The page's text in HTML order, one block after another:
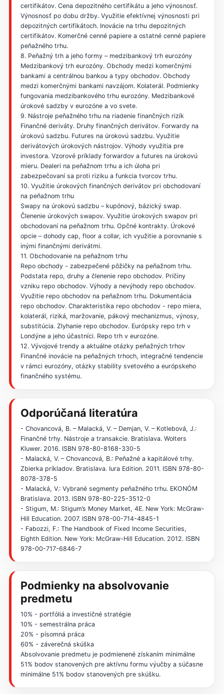
certifikátov. Cena depozitného certifikátu a jeho výnosnosť.
Výnosnosť po dobu držby. Využitie efektívnej výnosnosti pri
depozitných certifikátoch. Inovácie na trhu depozitných
certifikátov. Komerčné cenné papiere a ostatné cenné papiere
peňažného trhu.
8. Peňažný trh a jeho formy – medzibankový trh eurozóny
Medzibankový trh eurozóny. Obchody medzi komerčnými
bankami a centrálnou bankou a typy obchodov. Obchody
medzi komerčnými bankami navzájom. Kolaterál. Podmienky
fungovania medzibankového trhu eurozóny. Medzibankové
úrokové sadzby v eurozóne a vo svete.
9. Nástroje peňažného trhu na riadenie finančných rizík
Finančné deriváty. Druhy finančných derivátov. Forwardy na
úrokovú sadzbu. Futures na úrokovú sadzbu. Využitie
derivátových úrokových nástrojov. Výhody využitia pre
investora. Vzorové príklady forwardov a futures na úrokovú
mieru. Dealeri na peňažnom trhu a ich úloha pri
zabezpečovaní sa proti riziku a funkcia tvorcov trhu.
10. Využitie úrokových finančných derivátov pri obchodovaní
na peňažnom trhu
Swapy na úrokovú sadzbu – kupónový, bázický swap.
Členenie úrokových swapov. Využitie úrokových swapov pri
obchodovaní na peňažnom trhu. Opčné kontrakty. Úrokové
opcie – dohody cap, floor a collar, ich využitie a porovnanie s
inými finančnými derivátmi.
11. Obchodovanie na peňažnom trhu
Repo obchody - zabezpečené pôžičky na peňažnom trhu.
Podstata repo, druhy a členenie repo obchodov. Príčiny
vzniku repo obchodov. Výhody a nevýhody repo obchodov.
Využitie repo obchodov na peňažnom trhu. Dokumentácia
repo obchodov. Charakteristika repo obchodov - repo miera,
kolaterál, riziká, maržovanie, pákový mechanizmus, výnosy,
substitúcia. Zlyhanie repo obchodov. Európsky repo trh v
Londýne a jeho účastníci. Repo trh v eurozóne.
12. Vývojové trendy a aktuálne otázky peňažných trhov
Finančné inovácie na peňažných trhoch, integračné tendencie
v rámci eurozóny, otázky stability svetového a európskeho
finančného systému.
Odporúčaná literatúra
- Chovancová, B. – Malacká, V. – Demjan, V. – Kotlebová, J.:
Finančné trhy. Nástroje a transakcie. Bratislava. Wolters
Kluwer. 2016. ISBN 978-80-8168-330-5
- Malacká, V. – Chovancová, B.: Peňažné a kapitálové trhy.
Zbierka príkladov. Bratislava. Iura Edition. 2011. ISBN 978-80-
8078-378-5
- Malacká, V.: Vybrané segmenty peňažného trhu. EKONÓM
Bratislava. 2013. ISBN 978-80-225-3512-0
- Stigum, M.: Stigum’s Money Market, 4E. New York: McGraw-
Hill Education. 2007. ISBN 978-00-714-4845-1
- Fabozzi, F.: The Handbook of Fixed Income Securities,
Eighth Edition. New York: McGraw-Hill Education. 2012. ISBN
978-00-717-6846-7
Podmienky na absolvovanie
predmetu
10% - portfóliá a investičné stratégie
10% - semestrálna práca
20% - písomná práca
60% - záverečná skúška
Absolvovanie predmetu je podmienené získaním minimálne
51% bodov stanovených pre aktívnu formu výučby a súčasne
minimálne 51% bodov stanovených pre skúšku.